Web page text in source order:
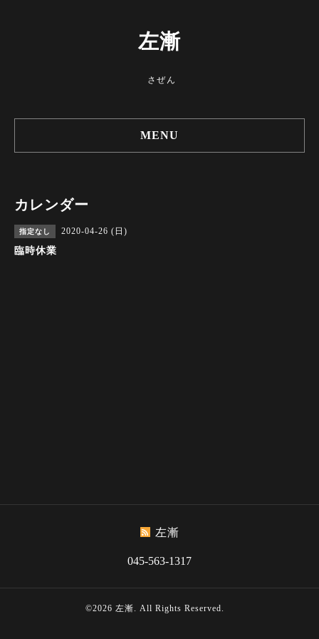
左漸
さぜん
MENU
カレンダー
指定なし 2020-04-26 (日)
臨時休業
左漸
045-563-1317
©2026 左漸. All Rights Reserved.